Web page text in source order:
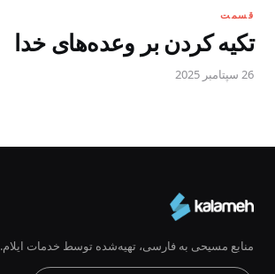
قسمت
تکیه کردن بر وعده‌های خدا
26 سپتامبر 2025
منابع مسیحی به فارسی، تهیه‌شده توسط خدمات ایلام.